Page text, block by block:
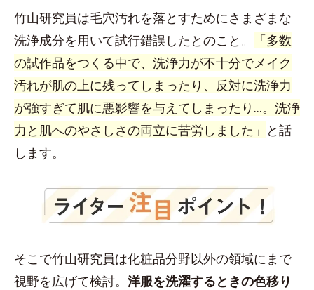
竹山研究員は毛穴汚れを落とすためにさまざまな
洗浄成分を用いて試行錯誤したとのこと。
「多数
の試作品をつくる中で、洗浄力が不十分でメイク
汚れが肌の上に残ってしまったり、反対に洗浄力
が強すぎて肌に悪影響を与えてしまったり...。洗浄
力と肌へのやさしさの両立に苦労しました」 と話
します。
そこで竹山研究員は化粧品分野以外の領域にまで
視野を広げて検討。 洋服を洗濯するときの色移り